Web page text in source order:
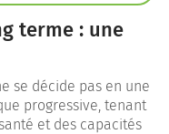
terme : une
se décide pas en une
progressive, tenant
et des capacités